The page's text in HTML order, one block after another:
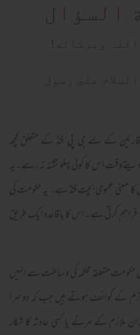
السؤال
اللہ وبرکاته!
علىٰ رسول
کے لئے جی پی فنڈ کے متعلق کچھ
وقت اس کا کوئی پہلو تشنہ نہ رہے ۔یہ
معنی عمومی بچت فنڈ ہے۔ یہ حکومت کی
فراہم کرتی ہے۔ اس کا باقاعدہ ایک طریق
حکومت متعلقہ محکمہ کی وساطت سے انہیں
کے کوائف ہوتے ہیں جب کہ دوسرا
ملازم کے مرنے یا کسی حادثہ کا شکار